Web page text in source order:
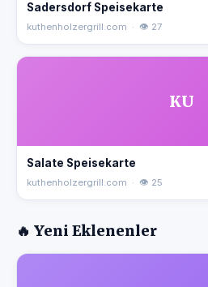
Sadersdorf Speisekarte
kuthenholzergrill.com · 👁 27
KU
Salate Speisekarte
kuthenholzergrill.com · 👁 25
🔥 Yeni Eklenenler